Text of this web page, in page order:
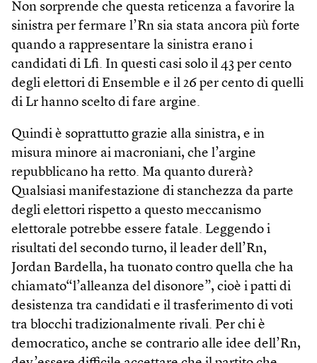
Non sorprende che questa reticenza a favorire la
sinistra per fermare l’Rn sia stata ancora più forte
quando a rappresentare la sinistra erano i
candidati di Lfi. In questi casi solo il 43 per cento
degli elettori di Ensemble e il 26 per cento di quelli
di Lr hanno scelto di fare argine.
Quindi è soprattutto grazie alla sinistra, e in
misura minore ai macroniani, che l’argine
repubblicano ha retto. Ma quanto durerà?
Qualsiasi manifestazione di stanchezza da parte
degli elettori rispetto a questo meccanismo
elettorale potrebbe essere fatale. Leggendo i
risultati del secondo turno, il leader dell’Rn,
Jordan Bardella, ha tuonato contro quella che ha
chiamato“l’alleanza del disonore”, cioè i patti di
desistenza tra candidati e il trasferimento di voti
tra blocchi tradizionalmente rivali. Per chi è
democratico, anche se contrario alle idee dell’Rn,